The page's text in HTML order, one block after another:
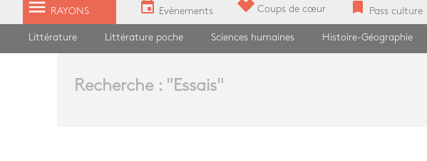
menu RAYONS event Evènements Coups de cœur bookmark Pass culture
Littérature Littérature poche Sciences humaines Histoire-Géographie
Recherche : " Essais"